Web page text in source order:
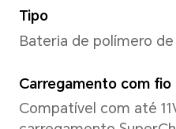
Câmera